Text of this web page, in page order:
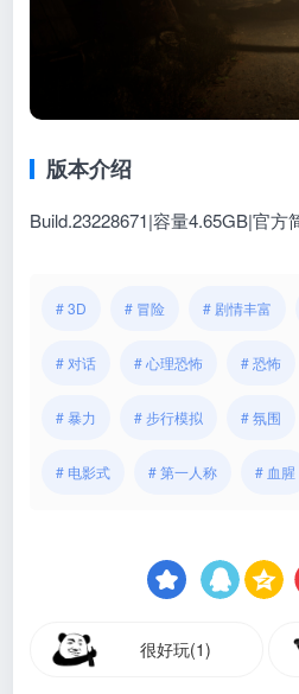
版本介绍
Build.23228671|容量4.65GB|官
# 3D # 冒险 # 剧情丰富
# 对话 # 心理恐怖 # 恐怖
# 暴力 # 步行模拟 # 氛围
# 电影式 # 第一人称 # 血腥
很好玩(1)